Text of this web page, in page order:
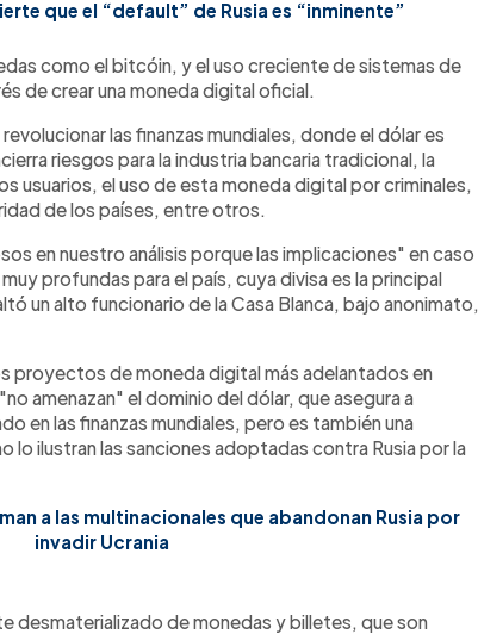
que el “default” de Rusia es “inminente”
como el bitcóin, y el uso creciente de sistemas de
de crear una moneda digital oficial.
las finanzas mundiales, donde el dólar es
riesgos para la industria bancaria tradicional, la
usuarios, el uso de esta moneda digital por criminales,
de los países, entre otros.
en nuestro análisis porque las implicaciones" en caso
profundas para el país, cuya divisa es la principal
un alto funcionario de la Casa Blanca, bajo anonimato,
proyectos de moneda digital más adelantados en
amenazan" el dominio del dólar, que asegura a
en las finanzas mundiales, pero es también una
lo ilustran las sanciones adoptadas contra Rusia por la
a las multinacionales que abandonan Rusia por
invadir Ucrania
desmaterializado de monedas y billetes, que son